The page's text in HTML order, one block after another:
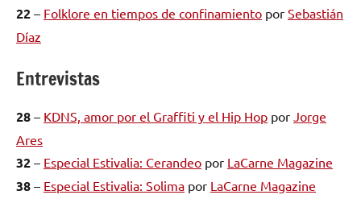
22 – Folklore en tiempos de confinamiento por Sebastián
Díaz
Entrevistas
28 – KDNS, amor por el Graffiti y el Hip Hop por Jorge
Ares
32 – Especial Estivalia: Cerandeo por LaCarne Magazine
38 – Especial Estivalia: Solima por LaCarne Magazine